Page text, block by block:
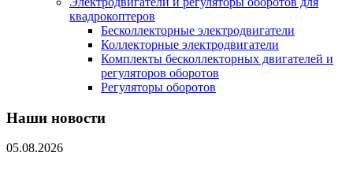
квадрокоптеров
Бесколлекторные электродвигатели
Коллекторные электродвигатели
Комплекты бесколлекторных двигателей и
регуляторов оборотов
Регуляторы оборотов
Наши новости
05.08.2026